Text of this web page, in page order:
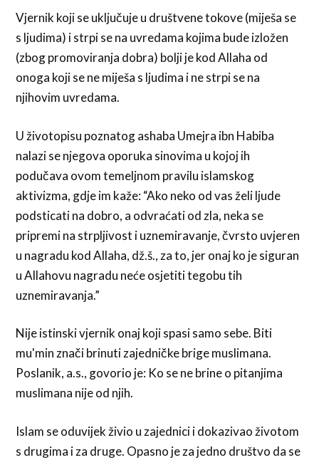
Vjernik koji se uključuje u društvene tokove (miješa se
s ljudima) i strpi se na uvredama kojima bude izložen
(zbog promoviranja dobra) bolji je kod Allaha od
onoga koji se ne miješa s ljudima i ne strpi se na
njihovim uvredama.
U životopisu poznatog ashaba Umejra ibn Habiba
nalazi se njegova oporuka sinovima u kojoj ih
podučava ovom temeljnom pravilu islamskog
aktivizma, gdje im kaže: “Ako neko od vas želi ljude
podsticati na dobro, a odvraćati od zla, neka se
pripremi na strpljivost i uznemiravanje, čvrsto uvjeren
u nagradu kod Allaha, dž.š., za to, jer onaj ko je siguran
u Allahovu nagradu neće osjetiti tegobu tih
uznemiravanja.”
Nije istinski vjernik onaj koji spasi samo sebe. Biti
mu'min znači brinuti zajedničke brige muslimana.
Poslanik, a.s., govorio je: Ko se ne brine o pitanjima
muslimana nije od njih.
Islam se oduvijek živio u zajednici i dokazivao životom
s drugima i za druge. Opasno je za jedno društvo da se